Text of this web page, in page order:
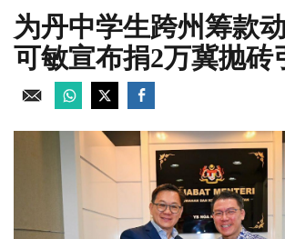
为丹中学生跨州筹款
可敏宣布捐2万冀抛砖